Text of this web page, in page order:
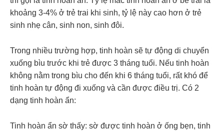
khoảng 3-4% ở trẻ trai khi sinh, tỷ lệ này cao hơn ở trẻ
sinh nhẹ cân, sinh non, sinh đôi.
Trong nhiều trường hợp, tinh hoàn sẽ tự động di chuyển
xuống bìu trước khi trẻ được 3 tháng tuổi. Nếu tinh hoàn
không nằm trong bìu cho đến khi 6 tháng tuổi, rất khó để
tinh hoàn tự động đi xuống và cần được điều trị. Có 2
dạng tinh hoàn ẩn:
Tinh hoàn ẩn sờ thấy: sờ được tinh hoàn ở ống bẹn, tinh